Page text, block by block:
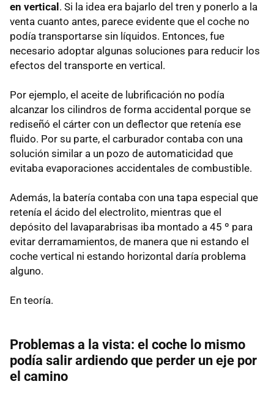
en vertical . Si la idea era bajarlo del tren y ponerlo a la
venta cuanto antes, parece evidente que el coche no
podía transportarse sin líquidos. Entonces, fue
necesario adoptar algunas soluciones para reducir los
efectos del transporte en vertical.
Por ejemplo, el aceite de lubrificación no podía
alcanzar los cilindros de forma accidental porque se
rediseñó el cárter con un deflector que retenía ese
fluido. Por su parte, el carburador contaba con una
solución similar a un pozo de automaticidad que
evitaba evaporaciones accidentales de combustible.
Además, la batería contaba con una tapa especial que
retenía el ácido del electrolito, mientras que el
depósito del lavaparabrisas iba montado a 45 º para
evitar derramamientos, de manera que ni estando el
coche vertical ni estando horizontal daría problema
alguno.
En teoría.
Problemas a la vista: el coche lo mismo
podía salir ardiendo que perder un eje por
el camino